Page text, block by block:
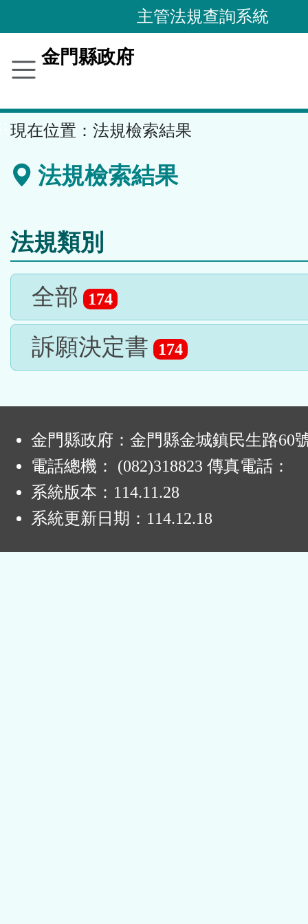
到
要
容
區
主管法規查詢系統
金門縣政府
現在位置： 法規檢索結果
法規檢索結果
法規類別
全部 174
訴願決定書 174
金門縣政府：金門縣金城鎮民生路60
電話總機： (082)318823 傳真電話：
系統版本： 114.11.28
系統更新日期： 114.12.18